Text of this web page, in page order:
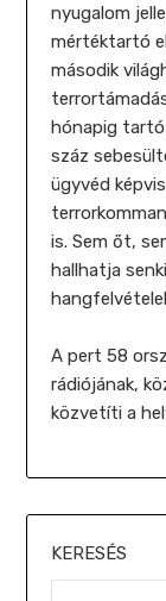
nyugalom
mértéktartó
második
hónapig
száz
ügyvéd
is. Sem őt,
hallhatja
A pert 58
rádiójának,
közvetíti a
KERESÉS